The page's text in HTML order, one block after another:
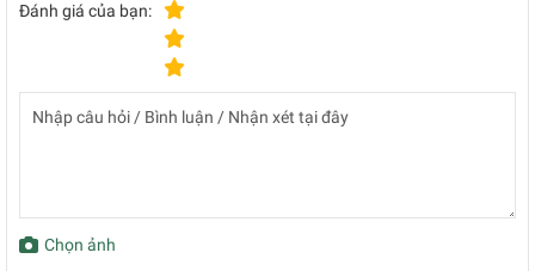
Đánh giá của bạn:
Chọn ảnh